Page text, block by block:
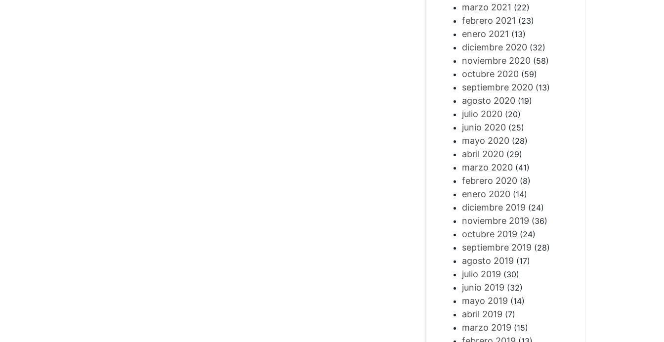
marzo 2021 (22)
febrero 2021 (23)
enero 2021 (13)
diciembre 2020(32)
noviembre 2020(58)
octubre 2020(59)
septiembre 2020(13)
agosto 2020(19)
julio 2020(20)
junio 2020(25)
mayo 2020(28)
abril 2020(29)
marzo 2020(41)
febrero 2020(8)
enero 2020(14)
diciembre 2019 (24)
noviembre 2019 (36)
octubre 2019 (24)
septiembre 2019 (28)
agosto 2019 (17)
julio 2019 (30)
junio 2019 (32)
mayo 2019 (14)
abril 2019 (7)
marzo 2019 (15)